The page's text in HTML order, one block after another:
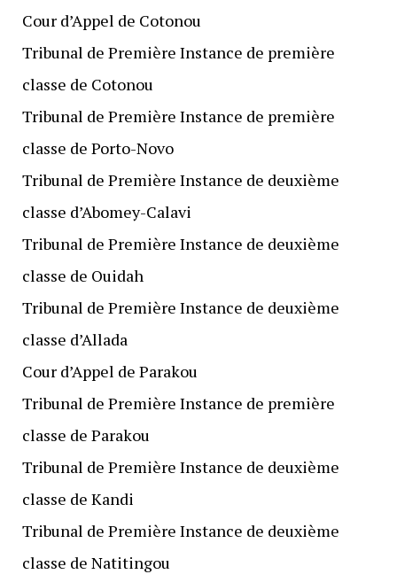
Cour d’Appel de Cotonou
Tribunal de Première Instance de première
classe de Cotonou
Tribunal de Première Instance de première
classe de Porto-Novo
Tribunal de Première Instance de deuxième
classe d’Abomey-Calavi
Tribunal de Première Instance de deuxième
classe de Ouidah
Tribunal de Première Instance de deuxième
classe d’Allada
Cour d’Appel de Parakou
Tribunal de Première Instance de première
classe de Parakou
Tribunal de Première Instance de deuxième
classe de Kandi
Tribunal de Première Instance de deuxième
classe de Natitingou